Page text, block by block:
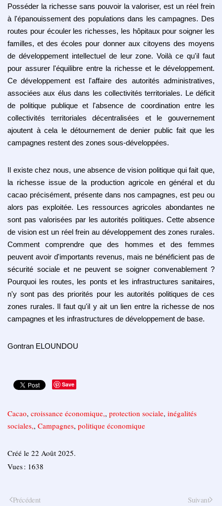
Posséder la richesse sans pouvoir la valoriser, est un réel frein
à l'épanouissement des populations dans les campagnes. Des
routes pour écouler les richesses, les hôpitaux pour soigner les
familles, et des écoles pour donner aux citoyens des moyens
de développement intellectuel de leur zone. Voilà ce qu'il faut
pour assurer l'équilibre entre la richesse et le développement.
Ce développement est l'affaire des autorités administratives,
associées aux élus dans les collectivités territoriales. Le déficit
de politique publique et l'absence de coordination entre les
collectivités territoriales décentralisées et le gouvernement
ajoutent à cela le détournement de denier public fait que les
campagnes restent des zones sous-développées.
Il existe chez nous, une absence de vision politique qui fait que,
la richesse issue de la production agricole en général et du
cacao précisément, présente dans nos campagnes, est peu ou
alors pas exploitée. Les ressources agricoles abondantes ne
sont pas valorisées par les autorités politiques. Cette absence
de vision est un réel frein au développement des zones rurales.
Comment comprendre que des hommes et des femmes
peuvent avoir d'importants revenus, mais ne bénéficient pas de
sécurité sociale et ne peuvent se soigner convenablement ?
Pourquoi les routes, les ponts et les infrastructures sanitaires,
n'y sont pas des priorités pour les autorités politiques de ces
zones rurales. Il faut qu'il y ait un lien entre la richesse de nos
campagnes et les infrastructures de développement de base.
Gontran ELOUNDOU
Save
Cacao, croissance économique,, protection sociale, inégalités
sociales,, Campagnes, politique économique
Créé le 22 Août 2025.
Vues : 1638
Précédent Suivant